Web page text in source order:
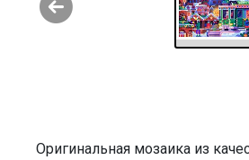
Оригинальная мозаика из